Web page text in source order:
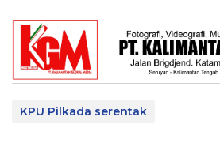
KPU Pilkada serentak